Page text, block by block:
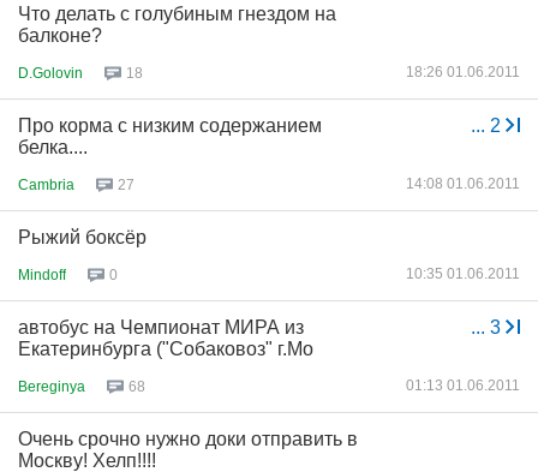
Что делать с голубиным гнездом на
балконе?
D.Golovin 18 18:26 01.06.2011
... 2
Про корма с низким содержанием
белка....
Cambria 27 14:08 01.06.2011
Рыжий боксёр
Mindoff 0 10:35 01.06.2011
... 3
автобус на Чемпионат МИРА из
Екатеринбурга ("Собаковоз" г.Мо
Bereginya 68 01:13 01.06.2011
Очень срочно нужно доки отправить в
Москву! Хелп!!!!